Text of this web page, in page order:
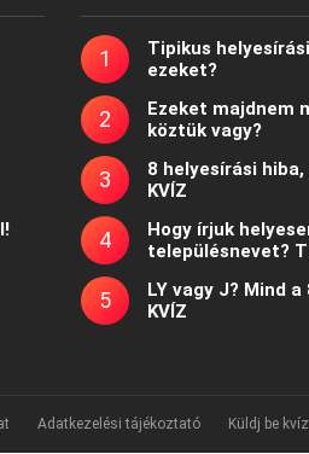
Tipikus
ezeket?
Ezeket majdnem
köztük vagy?
8 helyesírási
KVÍZ
Hogy írjuk
településnevet?
LY vagy J? Mind
KVÍZ
Adatkezelési tájékoztató Küldj be